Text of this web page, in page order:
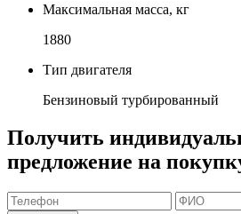
Максимальная масса, кг
1880
Тип двигателя
Бензиновый турбированный
Получить
предложение на